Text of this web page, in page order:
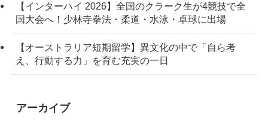
【インターハイ 2026】全国のクラーク生が4競技で全
国大会へ！少林寺拳法・柔道・水泳・卓球に出場
【オーストラリア短期留学】異文化の中で「自ら考
え、行動する力」を育む充実の一日
アーカイブ